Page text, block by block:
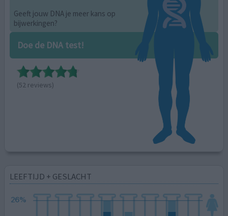
Geeft jouw DNA je meer kans op
bijwerkingen?
Doe de DNA test!
(52 reviews)
LEEFTIJD + GESLACHT